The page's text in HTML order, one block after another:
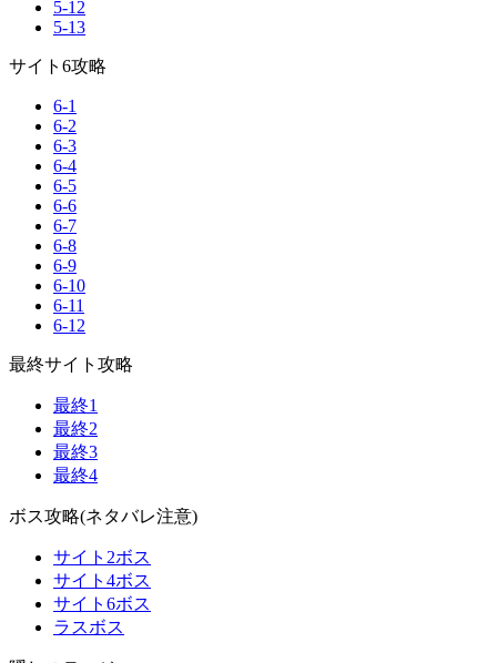
5-12
5-13
サイト6攻略
6-1
6-2
6-3
6-4
6-5
6-6
6-7
6-8
6-9
6-10
6-11
6-12
最終サイト攻略
最終1
最終2
最終3
最終4
ボス攻略(ネタバレ注意)
サイト2ボス
サイト4ボス
サイト6ボス
ラスボス